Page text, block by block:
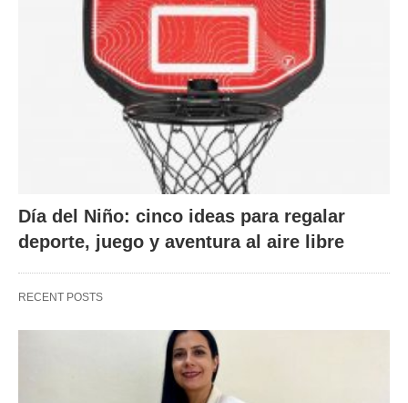
Día del Niño: cinco ideas para regalar
deporte, juego y aventura al aire libre
RECENT POSTS